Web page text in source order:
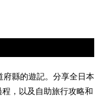
縣的遊記。分享全日本
，以及自助旅行攻略和